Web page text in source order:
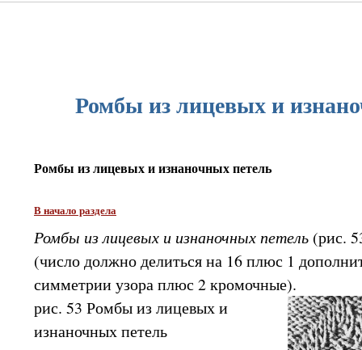
Ромбы из лицевых и
Ромбы из лицевых и изнаночных петель
В начало раздела
Ромбы из лицевых и изнаночных петель (рис.
(число должно делиться на 16 плюс 1
симметрии узора плюс 2 кромочные).
рис. 53 Ромбы из лицевых и
изнаночных петель